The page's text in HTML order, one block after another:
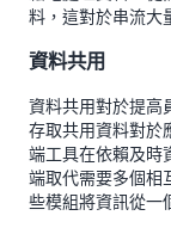
料，這對於串流大
資料共用
資料共用對於提高
存取共用資料對於
端工具在依賴及時
端取代需要多個相
些模組將資訊從一